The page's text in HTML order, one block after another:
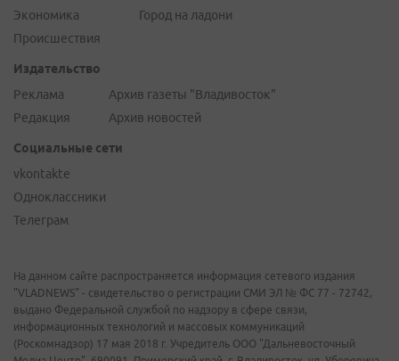
Экономика
Происшествия
Город на ладони
Издательство
Реклама
Редакция
Архив газеты "Владивосток"
Архив новостей
Социальные сети
vkontakte
Одноклассники
Телеграм
На данном сайте распространяется информация сетевого издания
"VLADNEWS" - свидетельство о регистрации СМИ ЭЛ № ФС 77 - 72742,
выдано Федеральной службой по надзору в сфере связи,
информационных технологий и массовых коммуникаций
(Роскомнадзор) 17 мая 2018 г. Учредитель ООО "Дальневосточный